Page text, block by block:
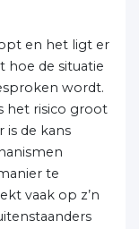
en het ligt er
hoe de situatie
wordt.
het risico groot
is de kans
te
vaak op z’n